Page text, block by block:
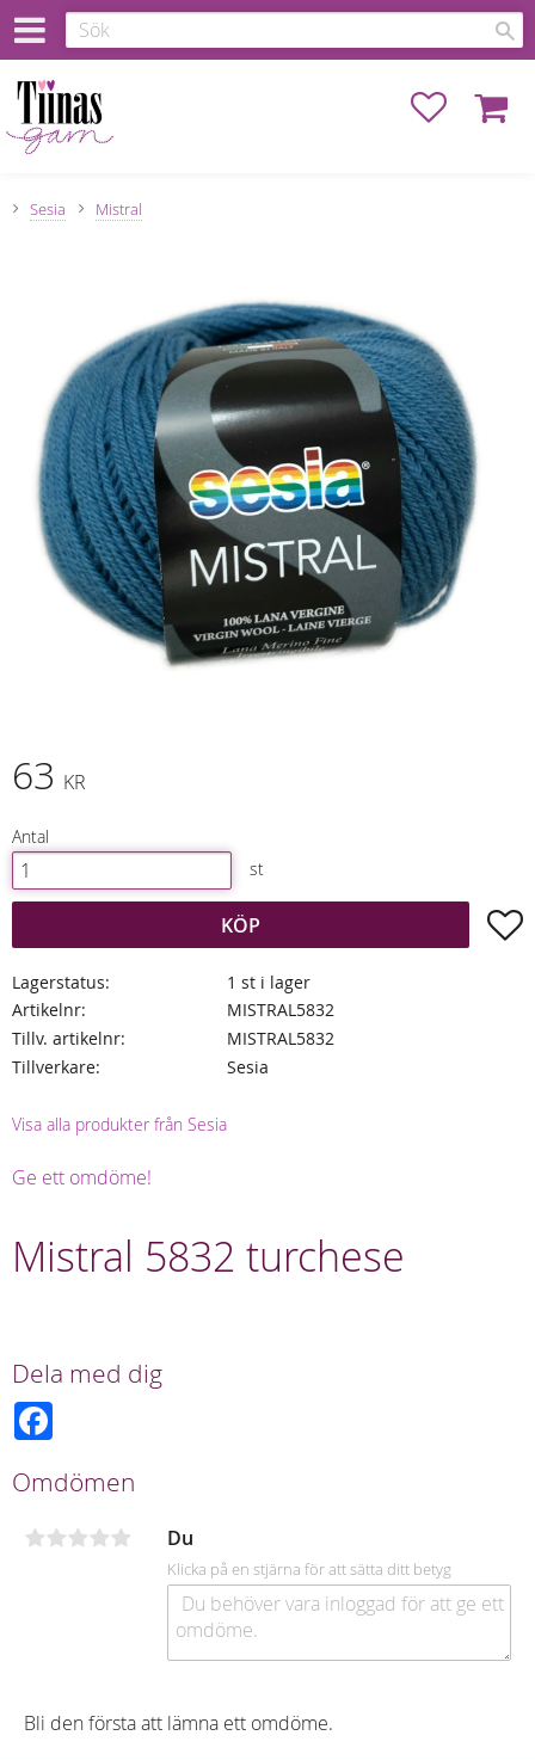
Favoriter
Sesia Mistral
63 KR
Antal
st
KÖP
Lagerstatus
1 st i lager
Artikelnr
MISTRAL5832
Tillv. artikelnr
MISTRAL5832
Tillverkare
Sesia
Visa alla produkter från Sesia
Ge ett omdöme!
Mistral 5832 turchese
Dela med dig
b
o
k
Omdömen
Du
Klicka på en stjärna för att sätta ditt betyg
Bli den första att lämna ett omdöme.